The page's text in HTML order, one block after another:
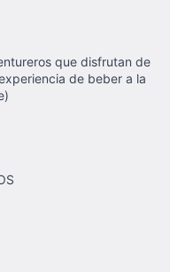
que disfrutan de
de beber a la